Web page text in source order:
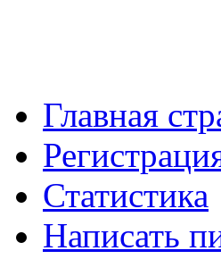
Главная
Статистика
Написать